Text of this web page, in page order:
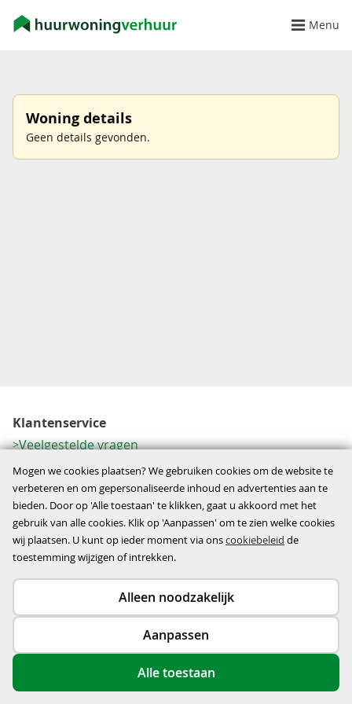
Menu
Woning details
Geen details gevonden.
Klantenservice
Veelgestelde vragen
Contactformulier
Herroeping
Over ons
Bedrijfsgegevens
Werkwijze
Copyright © 2026
privacy- en cookiebeleid
Mogen we cookies plaatsen? We gebruiken cookies om de website te
verbeteren en om gepersonaliseerde inhoud en advertenties aan te
bieden. Door op 'Alle toestaan' te klikken, gaat u akkoord met het
gebruik van alle cookies. Klik op 'Aanpassen' om te zien welke cookies
wij plaatsen. U kunt op ieder moment via onscookiebeleid de
toestemming wijzigen of intrekken.
Alleen noodzakelijk
Aanpassen
Alle toestaan